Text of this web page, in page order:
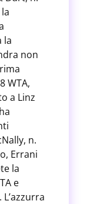
la
non
WTA,
a Linz
n.
Errani
la
e